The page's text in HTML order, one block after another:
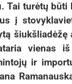
Tai turėtų būti
į
šiukšliadėžę
vienas iš
ir